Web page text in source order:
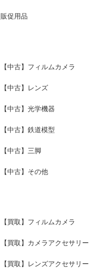
販促用品
【中古】フィルムカメラ
【中古】レンズ
【中古】光学機器
【中古】鉄道模型
【中古】三脚
【中古】その他
【買取】フィルムカメラ
【買取】カメラアクセサリー
【買取】レンズアクセサリー